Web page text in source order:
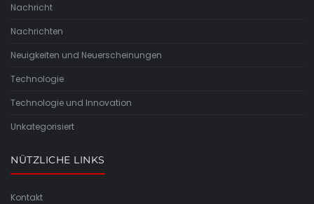
Nachricht
Nachrichten
Neuigkeiten und Neuerscheinungen
Technologie
Technologie und Innovation
Unkategorisiert
NÜTZLICHE LINKS
Kontakt